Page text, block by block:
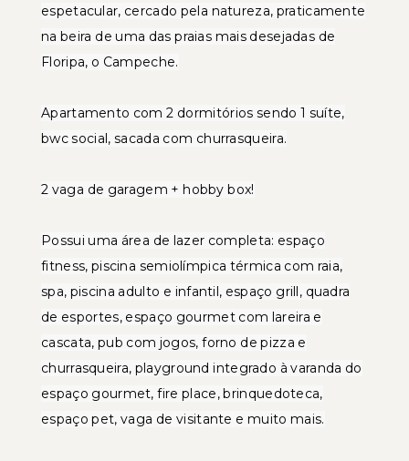
espetacular, cercado pela natureza, praticamente
na beira de uma das praias mais desejadas de
Floripa, o Campeche.
Apartamento com 2 dormitórios sendo 1 suíte,
bwc social, sacada com churrasqueira.
2 vaga de garagem + hobby box!
Possui uma área de lazer completa: espaço
fitness, piscina semiolímpica térmica com raia,
spa, piscina adulto e infantil, espaço grill, quadra
de esportes, espaço gourmet com lareira e
cascata, pub com jogos, forno de pizza e
churrasqueira, playground integrado à varanda do
espaço gourmet, fire place, brinquedoteca,
espaço pet, vaga de visitante e muito mais.